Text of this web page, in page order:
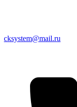
cksystem@mail.ru